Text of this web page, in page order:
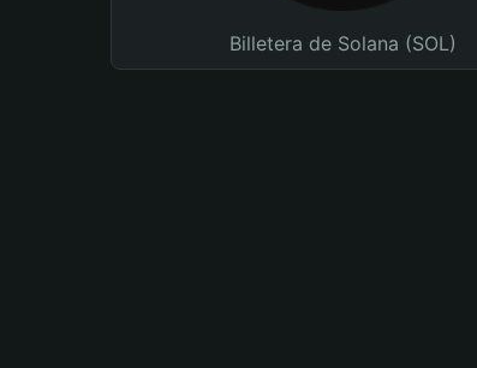
Billetera de Solana (SOL)